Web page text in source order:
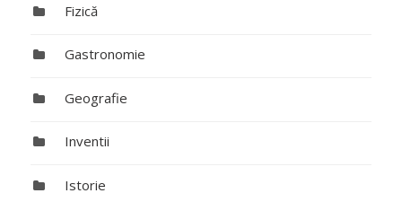
Fizică
Gastronomie
Geografie
Inventii
Istorie